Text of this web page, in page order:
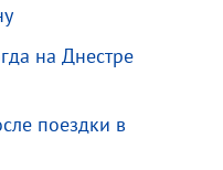
на Днестре
поездки в